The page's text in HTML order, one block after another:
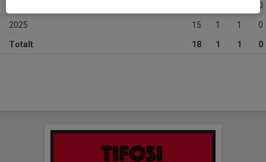
0
2025 15 1 1 0
Totalt 18 1 1 0